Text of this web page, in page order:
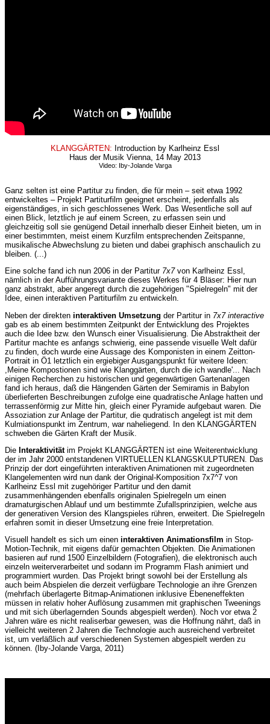
KLANGGÄRTEN: Introduction by Karlheinz Essl
Haus der Musik Vienna, 14 May 2013
Video: Iby-Jolande Varga
Ganz selten ist eine Partitur zu finden, die für mein – seit etwa 1992
entwickeltes – Projekt Partiturfilm geeignet erscheint, jedenfalls als
eigenständiges, in sich geschlossenes Werk. Das Wesentliche soll auf
einen Blick, letztlich je auf einem Screen, zu erfassen sein und
gleichzeitig soll sie genügend Detail innerhalb dieser Einheit bieten, um in
einer bestimmten, meist einem Kurzfilm entsprechenden Zeitspanne,
musikalische Abwechslung zu bieten und dabei graphisch anschaulich zu
bleiben. (...)
Eine solche fand ich nun 2006 in der Partitur 7x7von Karlheinz Essl,
nämlich in der Aufführungsvariante dieses Werkes für 4 Bläser: Hier nun
ganz abstrakt, aber angeregt durch die zugehörigen "Spielregeln" mit der
Idee, einen interaktiven Partiturfilm zu entwickeln.
Neben der direkten interaktiven Umsetzung der Partitur in 7x7 interactive
gab es ab einem bestimmten Zeitpunkt der Entwicklung des Projektes
auch die Idee bzw. den Wunsch einer Visualisierung. Die Abstraktheit der
Partitur machte es anfangs schwierig, eine passende visuelle Welt dafür
zu finden, doch wurde eine Aussage des Komponisten in einem Zeitton-
Portrait in Ö1 letztlich ein ergiebiger Ausgangspunkt für weitere Ideen:
,Meine Kompostionen sind wie Klanggärten, durch die ich wandle'... Nach
einigen Recherchen zu historischen und gegenwärtigen Gartenanlagen
fand ich heraus, daß die Hängenden Gärten der Semiramis in Babylon
überlieferten Beschreibungen zufolge eine quadratische Anlage hatten und
terrassenförmig zur Mitte hin, gleich einer Pyramide aufgebaut waren. Die
Assoziation zur Anlage der Partitur, die qudratisch angelegt ist mit dem
Kulmiationspunkt im Zentrum, war naheliegend. In den KLANGGÄRTEN
schweben die Gärten Kraft der Musik.
Die Interaktivitätim Projekt KLANGGÄRTEN ist eine Weiterentwicklung
der im Jahr 2000 entstandenen VIRTUELLEN KLANGSKULPTUREN. Das
Prinzip der dort eingeführten interaktiven Animationen mit zugeordneten
Klangelementen wird nun dank der Original-Komposition 7x7^7 von
Karlheinz Essl mit zugehöriger Partitur und den damit
zusammenhängenden ebenfalls originalen Spielregeln um einen
dramaturgischen Ablauf und um bestimmte Zufallsprinzipien, welche aus
der generativen Version des Klangspieles rühren, erweitert. Die Spielregeln
erfahren somit in dieser Umsetzung eine freie Interpretation.
Visuell handelt es sich um einen interaktiven Animationsfilm in Stop-
Motion-Technik, mit eigens dafür gemachten Objekten. Die Animationen
basieren auf rund 1500 Einzelbildern (Fotografien), die elektronisch auch
einzeln weiterverarbeitet und sodann im Programm Flash animiert und
programmiert wurden. Das Projekt bringt sowohl bei der Erstellung als
auch beim Abspielen die derzeit verfügbare Technologie an ihre Grenzen
(mehrfach überlagerte Bitmap-Animationen inklusive Ebeneneffekten
müssen in relativ hoher Auflösung zusammen mit graphischen Tweenings
und mit sich überlagernden Sounds abgespielt werden). Noch vor etwa 2
Jahren wäre es nicht realiserbar gewesen, was die Hoffnung nährt, daß in
vielleicht weiteren 2 Jahren die Technologie auch ausreichend verbreitet
ist, um verläßlich auf verschiedenen Systemen abgespielt werden zu
können. (Iby-Jolande Varga, 2011)